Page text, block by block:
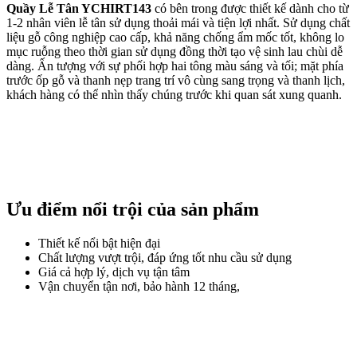
Quầy Lễ Tân YCHIRT143 có bên trong được thiết kế dành cho từ
1-2 nhân viên lễ tân sử dụng thoải mái và tiện lợi nhất. Sử dụng chất
liệu gỗ công nghiệp cao cấp, khả năng chống ẩm mốc tốt, không lo
mục ruỗng theo thời gian sử dụng đồng thời tạo vệ sinh lau chùi dễ
dàng. Ấn tượng với sự phối hợp hai tông màu sáng và tối; mặt phía
trước ốp gỗ và thanh nẹp trang trí vô cùng sang trọng và thanh lịch,
khách hàng có thể nhìn thấy chúng trước khi quan sát xung quanh.
Ưu điểm nổi trội của sản phẩm
Thiết kế nổi bật hiện đại
Chất lượng vượt trội, đáp ứng tốt nhu cầu sử dụng
Giá cả hợp lý, dịch vụ tận tâm
Vận chuyển tận nơi, bảo hành 12 tháng,